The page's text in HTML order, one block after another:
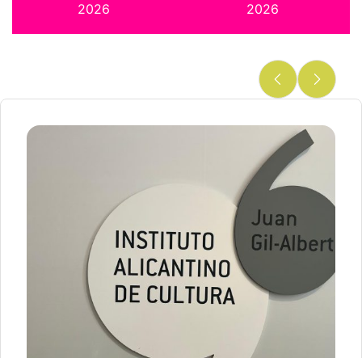
2026
2026